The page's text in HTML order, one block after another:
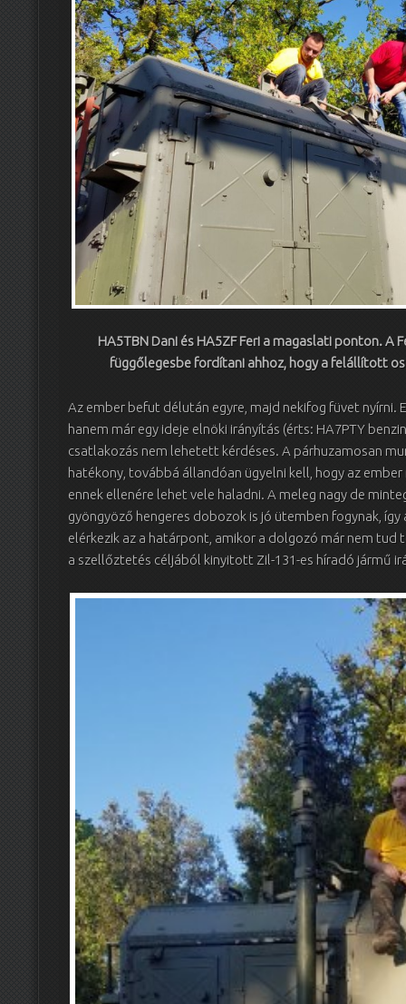
HA5TBN Dani és HA5ZF Feri a magaslati ponton. A
függőlegesbe fordítani ahhoz, hogy a felállított
Az ember befut délután egyre, majd nekifog füvet nyírni.
hanem már egy ideje elnöki irányítás (érts: HA7PTY
csatlakozás nem lehetett kérdéses. A párhuzamosan
hatékony, továbbá állandóan ügyelni kell, hogy az
ennek ellenére lehet vele haladni. A meleg nagy de
gyöngyöző hengeres dobozok is jó ütemben fogynak,
elérkezik az a határpont, amikor a dolgozó már nem tud
a szellőztetés céljából kinyitott Zil-131-es híradó jármű